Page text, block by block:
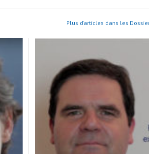
Plus d’articles dans les